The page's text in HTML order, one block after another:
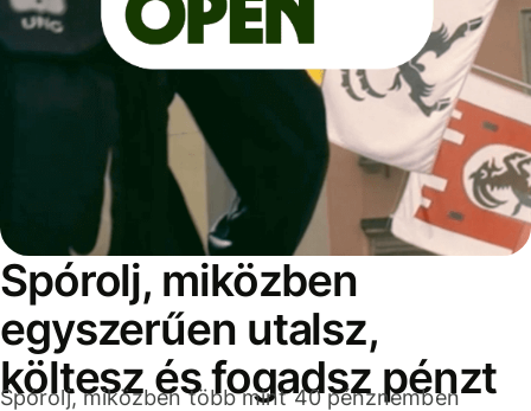
Spórolj, miközben
egyszerűen utalsz,
költesz és fogadsz pénzt
Spórolj, miközben több mint 40 pénznemben